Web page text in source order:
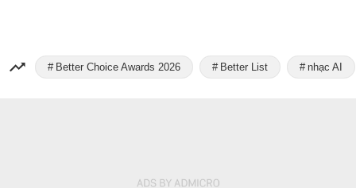
Better Choice Awards 2026 Better List nhạc AI